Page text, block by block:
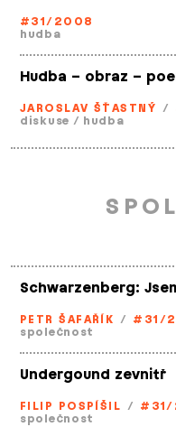
#31/2008
hudba
Hudba – obraz –
JAROSLAV ŠŤASTNÝ /
diskuse / hudba
Schwarzenberg:
PETR ŠAFAŘÍK / #31/
společnost
Undergound zevnitř
FILIP POSPÍŠIL /
společnost